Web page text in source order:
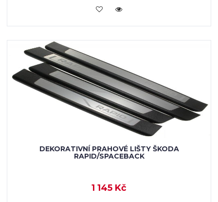
KOUPIT
DEKORATIVNÍ PRAHOVÉ LIŠTY ŠKODA
RAPID/SPACEBACK
1 145 Kč